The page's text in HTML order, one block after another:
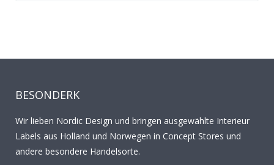
BESONDERK
Wir lieben Nordic Design und bringen ausgewählte Interieur
Labels aus Holland und Norwegen in Concept Stores und
andere besondere Handelsorte.